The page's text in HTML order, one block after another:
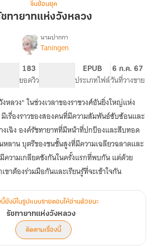
จีนย้อนยุค
ทายาทแห่งวังหลวง
เรื่อง
นามปากกา
Taningen
183
ยอดวิว
EPUB
ประเภทไฟล์
6 ก.ค. 67
วันที่วางขาย
หลวง" ในช่วงเวลาของราชวงศ์อันยิ่งใหญ่แห่ง
เรื่องราวของสองคนที่มีความสัมพันธ์ซับซ้อนและ
เฉิง องค์รัชทายาทที่มีหน้าที่ปกป้องและสืบทอด
หลาน บุตรีของชนชั้นสูงที่มีความเฉลียวฉลาดและ
ความเกลียดชังกันในครั้งแรกที่พบกัน แต่ด้วย
ขาต้องร่วมมือกันและเรียนรู้ที่จะเข้าใจกัน
นี้ยังมีในรูปแบบรายตอนให้อ่านด้วยนะ
รัชทายาทแห่งวังหลวง
ติดตามเรื่องนี้